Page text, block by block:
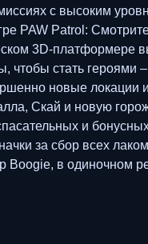
с высоким
PAW Patrol:
3D-платформере
стать
новые локации
Скай и новую
и
за сбор всех
в одиночном